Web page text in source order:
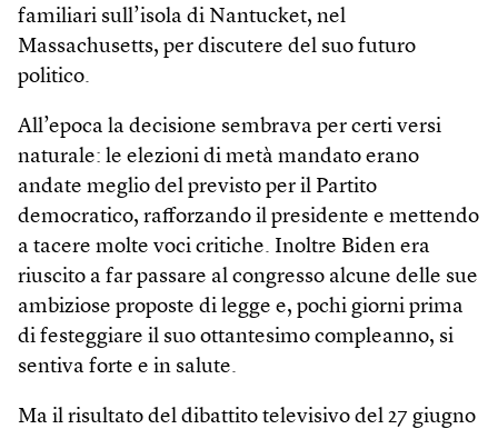
familiari sull’isola di Nantucket, nel
Massachusetts, per discutere del suo futuro
politico.
All’epoca la decisione sembrava per certi versi
naturale: le elezioni di metà mandato erano
andate meglio del previsto per il Partito
democratico, rafforzando il presidente e mettendo
a tacere molte voci critiche. Inoltre Biden era
riuscito a far passare al congresso alcune delle sue
ambiziose proposte di legge e, pochi giorni prima
di festeggiare il suo ottantesimo compleanno, si
sentiva forte e in salute.
Ma il risultato del dibattito televisivo del 27 giugno